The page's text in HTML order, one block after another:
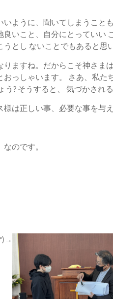
いように、聞いてしまうこと
良いこと、自分にとっていい
とし ないことでもあると思
ますね。だからこそ神さま
っしゃいます。 さあ、私た
? そうすると、 気づかされ
は正しい事、必要な事を与
のです。